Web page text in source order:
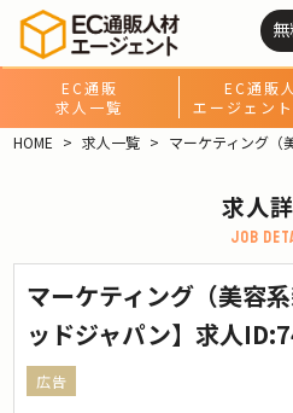
EC通販
求人一覧
EC通販
エージェン
HOME
求人一覧 マーケティング（
求人
job
マーケティング（美容
ッドジャパン】求人
広告